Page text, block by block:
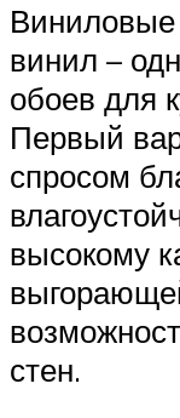
винил –
обоев для
Первый
спросом
высокому
стен.